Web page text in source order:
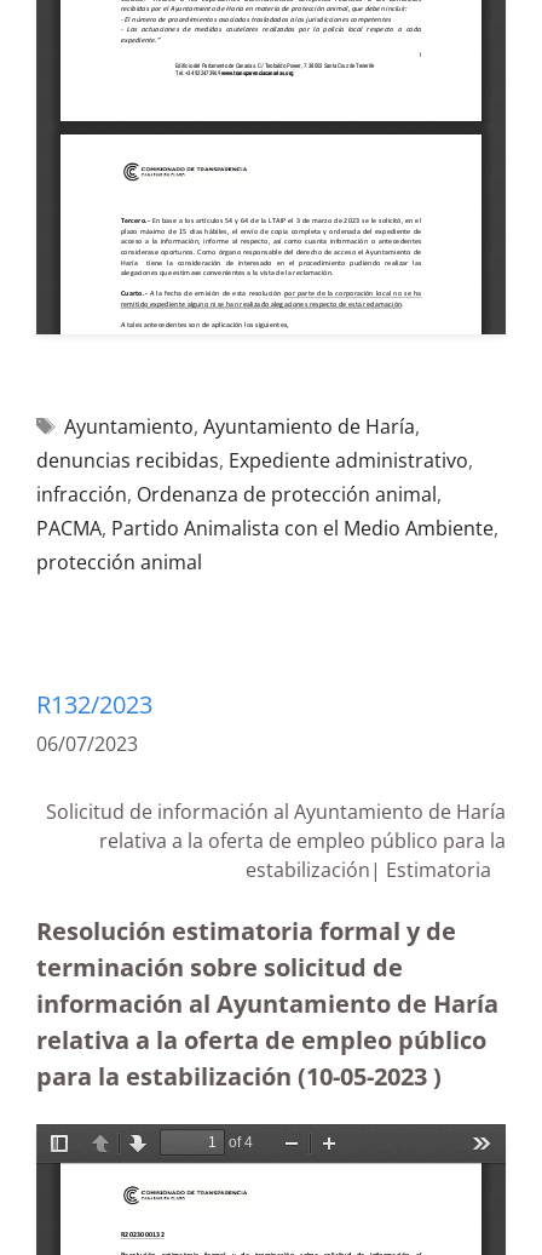
Ayuntamiento, Ayuntamiento de Haría,
denuncias recibidas, Expediente administrativo,
infracción, Ordenanza de protección animal,
PACMA, Partido Animalista con el Medio Ambiente,
protección animal
R132/2023
06/07/2023
Solicitud de información al Ayuntamiento de Haría
relativa a la oferta de empleo público para la
estabilización| Estimatoria
Resolución estimatoria formal y de
terminación sobre solicitud de
información al Ayuntamiento de Haría
relativa a la oferta de empleo público
para la estabilización (10-05-2023 )